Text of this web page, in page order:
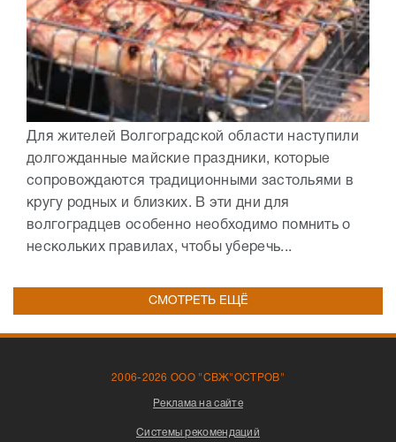
Для жителей Волгоградской области наступили
долгожданные майские праздники, которые
сопровождаются традиционными застольями в
кругу родных и близких. В эти дни для
волгоградцев особенно необходимо помнить о
нескольких правилах, чтобы уберечь...
СМОТРЕТЬ ЕЩЁ
2006-2026 ООО "СВЖ"ОСТРОВ"
Реклама на сайте
Системы рекомендаций